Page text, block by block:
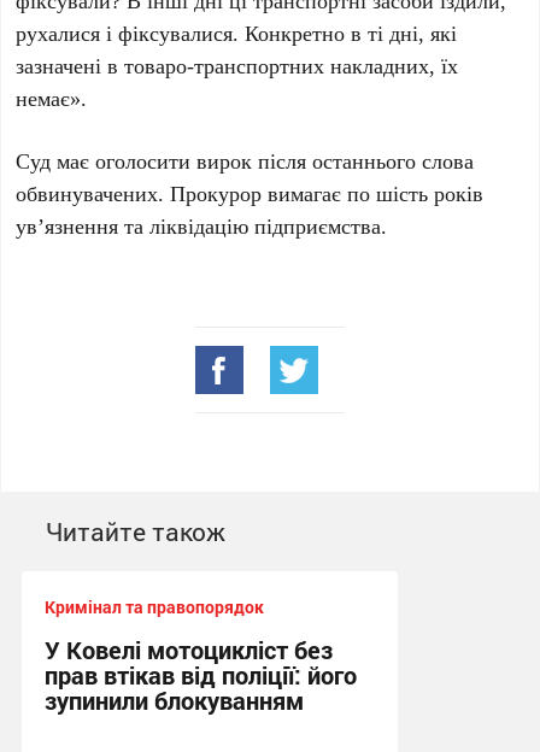
рухалися і фіксувалися. Конкретно в ті дні, які
зазначені в товаро-транспортних накладних, їх
немає».
Суд має оголосити вирок після останнього слова
обвинувачених. Прокурор вимагає по шість років
ув’язнення та ліквідацію підприємства.
Читайте також
Кримінал та правопорядок
У Ковелі мотоцикліст без
прав втікав від поліції: його
зупинили блокуванням